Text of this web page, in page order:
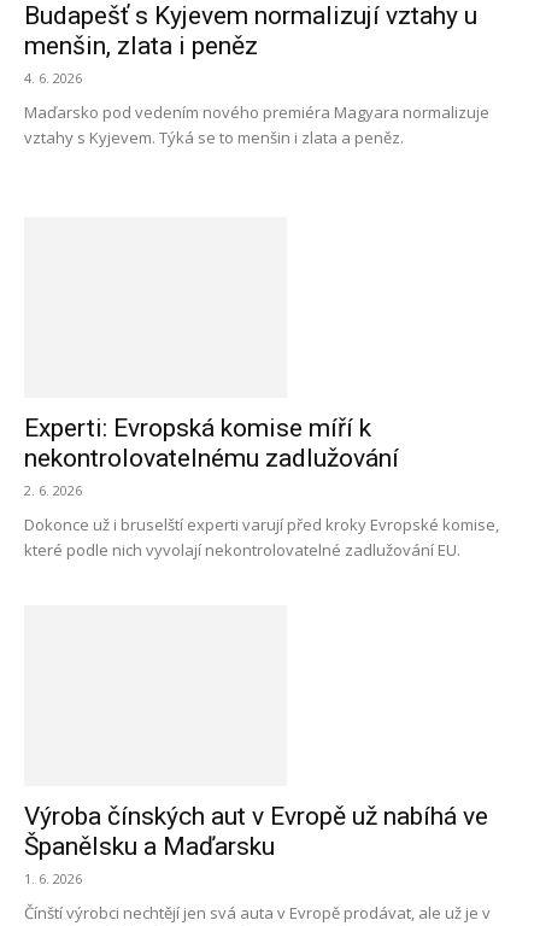
Budapešť s Kyjevem normalizují vztahy u
menšin, zlata i peněz
4. 6. 2026
Maďarsko pod vedením nového premiéra Magyara normalizuje
vztahy s Kyjevem. Týká se to menšin i zlata a peněz.
Experti: Evropská komise míří k
nekontrolovatelnému zadlužování
2. 6. 2026
Dokonce už i bruselští experti varují před kroky Evropské komise,
které podle nich vyvolají nekontrolovatelné zadlužování EU.
Výroba čínských aut v Evropě už nabíhá ve
Španělsku a Maďarsku
1. 6. 2026
Čínští výrobci nechtějí jen svá auta v Evropě prodávat, ale už je v